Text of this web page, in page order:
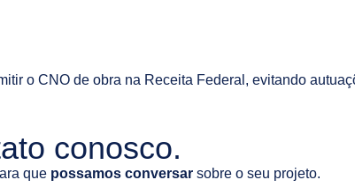
o CNO de obra na Receita Federal, evitando
conosco.
que possamos conversar sobre o seu projeto.